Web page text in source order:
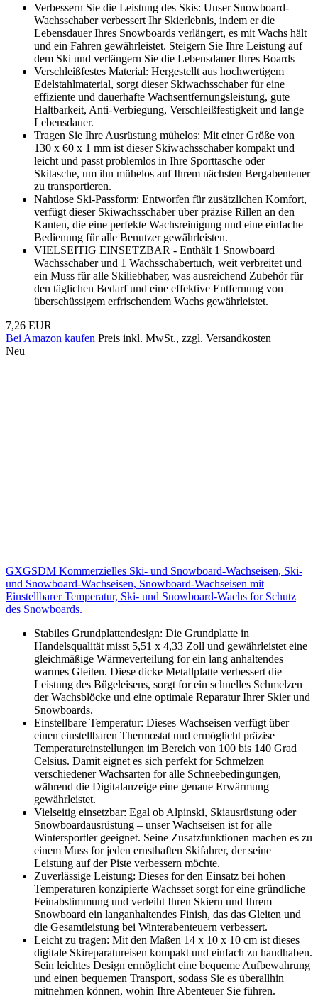
Verbessern Sie die Leistung des Skis: Unser Snowboard-
Wachsschaber verbessert Ihr Skierlebnis, indem er die
Lebensdauer Ihres Snowboards verlängert, es mit Wachs hält
und ein Fahren gewährleistet. Steigern Sie Ihre Leistung auf
dem Ski und verlängern Sie die Lebensdauer Ihres Boards
Verschleißfestes Material: Hergestellt aus hochwertigem
Edelstahlmaterial, sorgt dieser Skiwachsschaber für eine
effiziente und dauerhafte Wachsentfernungsleistung, gute
Haltbarkeit, Anti-Verbiegung, Verschleißfestigkeit und lange
Lebensdauer.
Tragen Sie Ihre Ausrüstung mühelos: Mit einer Größe von
130 x 60 x 1 mm ist dieser Skiwachsschaber kompakt und
leicht und passt problemlos in Ihre Sporttasche oder
Skitasche, um ihn mühelos auf Ihrem nächsten Bergabenteuer
zu transportieren.
Nahtlose Ski-Passform: Entworfen für zusätzlichen Komfort,
verfügt dieser Skiwachsschaber über präzise Rillen an den
Kanten, die eine perfekte Wachsreinigung und eine einfache
Bedienung für alle Benutzer gewährleisten.
VIELSEITIG EINSETZBAR - Enthält 1 Snowboard
Wachsschaber und 1 Wachsschabertuch, weit verbreitet und
ein Muss für alle Skiliebhaber, was ausreichend Zubehör für
den täglichen Bedarf und eine effektive Entfernung von
überschüssigem erfrischendem Wachs gewährleistet.
7,26 EUR
Bei Amazon kaufen Preis inkl. MwSt., zzgl. Versandkosten
Neu
GXGSDM Kommerzielles Ski- und Snowboard-Wachseisen, Ski-
und Snowboard-Wachseisen, Snowboard-Wachseisen mit
Einstellbarer Temperatur, Ski- und Snowboard-Wachs for Schutz
des Snowboards.
Stabiles Grundplattendesign: Die Grundplatte in
Handelsqualität misst 5,51 x 4,33 Zoll und gewährleistet eine
gleichmäßige Wärmeverteilung for ein lang anhaltendes
warmes Gleiten. Diese dicke Metallplatte verbessert die
Leistung des Bügeleisens, sorgt for ein schnelles Schmelzen
der Wachsblöcke und eine optimale Reparatur Ihrer Skier und
Snowboards.
Einstellbare Temperatur: Dieses Wachseisen verfügt über
einen einstellbaren Thermostat und ermöglicht präzise
Temperatureinstellungen im Bereich von 100 bis 140 Grad
Celsius. Damit eignet es sich perfekt for Schmelzen
verschiedener Wachsarten for alle Schneebedingungen,
während die Digitalanzeige eine genaue Erwärmung
gewährleistet.
Vielseitig einsetzbar: Egal ob Alpinski, Skiausrüstung oder
Snowboardausrüstung – unser Wachseisen ist for alle
Wintersportler geeignet. Seine Zusatzfunktionen machen es zu
einem Muss for jeden ernsthaften Skifahrer, der seine
Leistung auf der Piste verbessern möchte.
Zuverlässige Leistung: Dieses for den Einsatz bei hohen
Temperaturen konzipierte Wachsset sorgt for eine gründliche
Feinabstimmung und verleiht Ihren Skiern und Ihrem
Snowboard ein langanhaltendes Finish, das das Gleiten und
die Gesamtleistung bei Winterabenteuern verbessert.
Leicht zu tragen: Mit den Maßen 14 x 10 x 10 cm ist dieses
digitale Skireparatureisen kompakt und einfach zu handhaben.
Sein leichtes Design ermöglicht eine bequeme Aufbewahrung
und einen bequemen Transport, sodass Sie es überallhin
mitnehmen können, wohin Ihre Abenteuer Sie führen.